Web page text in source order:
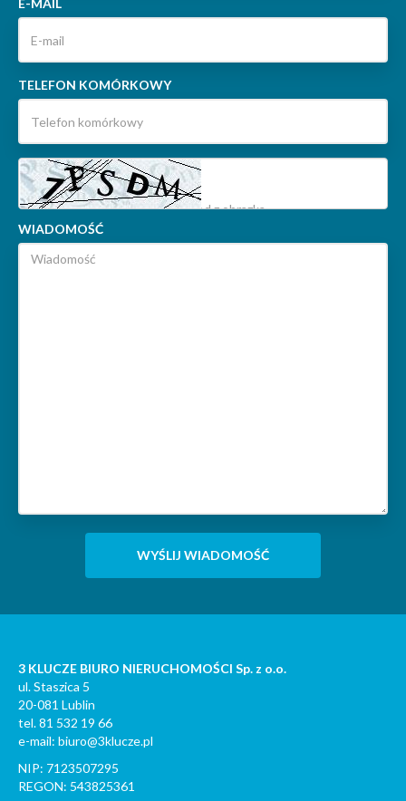
E-MAIL
TELEFON KOMÓRKOWY
WIADOMOŚĆ
3 KLUCZE BIURO NIERUCHOMOŚCI Sp. z o.o.
ul. Staszica 5
20-081 Lublin
tel. 81 532 19 66
e-mail: biuro@3klucze.pl
NIP: 7123507295
REGON: 543825361